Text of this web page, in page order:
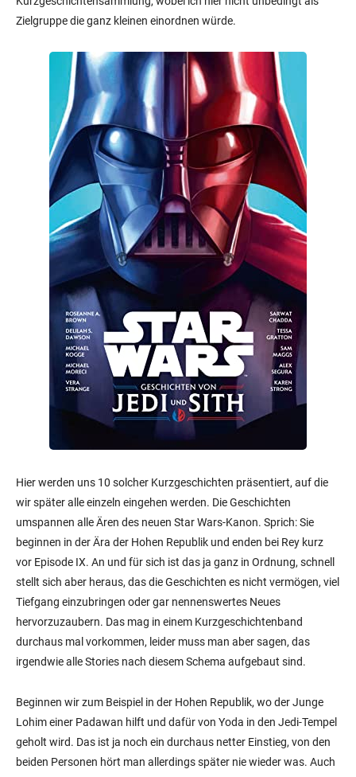
Zielgruppe die ganz kleinen einordnen würde.
Hier werden uns 10 solcher Kurzgeschichten präsentiert, auf die
wir später alle einzeln eingehen werden. Die Geschichten
umspannen alle Ären des neuen Star Wars-Kanon. Sprich: Sie
beginnen in der Ära der Hohen Republik und enden bei Rey kurz
vor Episode IX. An und für sich ist das ja ganz in Ordnung, schnell
stellt sich aber heraus, das die Geschichten es nicht vermögen, viel
Tiefgang einzubringen oder gar nennenswertes Neues
hervorzuzaubern. Das mag in einem Kurzgeschichtenband
durchaus mal vorkommen, leider muss man aber sagen, das
irgendwie alle Stories nach diesem Schema aufgebaut sind.
Beginnen wir zum Beispiel in der Hohen Republik, wo der Junge
Lohim einer Padawan hilft und dafür von Yoda in den Jedi-Tempel
geholt wird. Das ist ja noch ein durchaus netter Einstieg, von den
beiden Personen hört man allerdings später nie wieder was. Auch